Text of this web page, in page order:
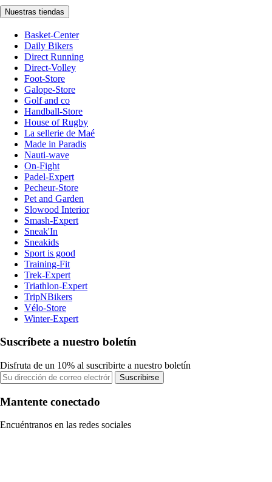
Nuestras tiendas
Basket-Center
Daily Bikers
Direct Running
Direct-Volley
Foot-Store
Galope-Store
Golf and co
Handball-Store
House of Rugby
La sellerie de Maé
Made in Paradis
Nauti-wave
On-Fight
Padel-Expert
Pecheur-Store
Pet and Garden
Slowood Interior
Smash-Expert
Sneak'In
Sneakids
Sport is good
Training-Fit
Trek-Expert
Triathlon-Expert
TripNBikers
Vélo-Store
Winter-Expert
Suscríbete a nuestro boletín
Disfruta de un 10% al suscribirte a nuestro boletín
Suscribirse
Mantente conectado
Encuéntranos en las redes sociales